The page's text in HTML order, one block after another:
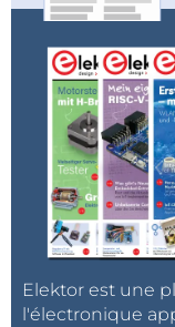
Elektor est une
l'électronique